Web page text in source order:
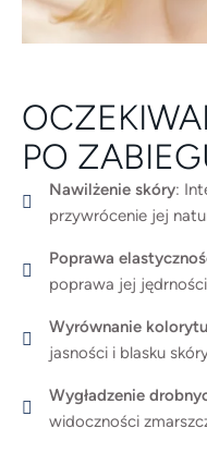
PO
Nawilżenie skóry:
przywrócenie jej
Poprawa
poprawa jej
Wyrównanie kolorytu
jasności i blasku
Wygładzenie
widoczności